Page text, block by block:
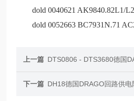
dold 0040621 AK9840.82L1/
dold 0052663 BC7931N.71
上一篇 DTS0806 - DTS3680德国
下一篇 DH18德国DRAGO回路供电